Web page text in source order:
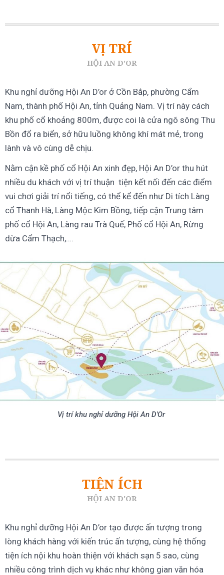
VỊ TRÍ
HỘI AN D'OR
Khu nghỉ dưỡng Hội An D’or ở Cồn Bắp, phường Cẩm
Nam, thành phố Hội An, tỉnh Quảng Nam. Vị trí này cách
khu phố cổ khoảng 800m, được coi là cửa ngõ sông Thu
Bồn đổ ra biển, sở hữu luồng không khí mát mẻ, trong
lành và vô cùng dễ chịu.
Nằm cận kề phố cổ Hội An xinh đẹp, Hội An D’or thu hút
nhiều du khách với vị trí thuận tiện kết nối đến các điểm
vui chơi giải trí nổi tiếng, có thể kể đến như Di tích Làng
cổ Thanh Hà, Làng Mộc Kim Bồng, tiếp cận Trung tâm
phố cổ Hội An, Làng rau Trà Quế, Phố cổ Hội An, Rừng
dừa Cẩm Thạch,….
Vị trí khu nghỉ dưỡng Hội An D'Or
TIỆN ÍCH
HỘI AN D'OR
Khu nghỉ dưỡng Hội An D’or tạo được ấn tượng trong
lòng khách hàng với kiến trúc ấn tượng, cùng hệ thống
tiện ích nội khu hoàn thiện với khách sạn 5 sao, cùng
nhiều công trình dịch vụ khác như không gian văn hóa